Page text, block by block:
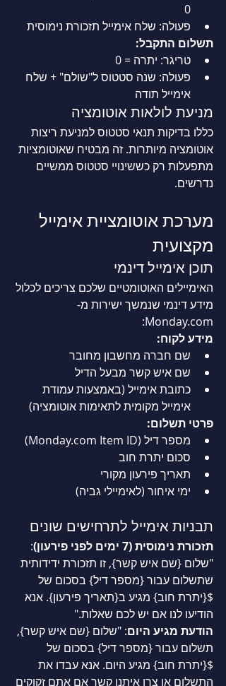
0
פעולה: שלח אימייל תזכורת נימוסית
תשלום התקבל:
טריגר: יתרה = 0
פעולה: שנה סטטוס ל"שולם" + שלח
אימייל תודה
מניעת לולאות אוטומציה
כללו בדיקות תנאי סטטוס למניעת ריצות
אוטומציה מיותרות. זה מבטיח שאוטומציות
מתפעלות רק כששינויי סטטוס ממשיים
נדרשים.
מערכת אוטומציית אימייל
מקצועית
תוכן אימייל דינמי
האימיילים האוטומטיים שלכם צריכים לכלול
מידע דינמי שנמשך ישירות מ-
Monday.com
:
מידע לקוח:
שם חברה מחשבון מחובר
שם איש קשר מבעל הדיל
כתובת אימייל (באמצעות עמודת
אימייל מקומית לתאימות אוטומציה)
פרטי תשלום:
מספר דיל (
Monday.com Item ID)
סכום יתרת חוב
תאריך פירעון מקורי
ימי איחור (לאימיילי גביה)
תבניות אימייל לתרחישים שונים
תזכורת נימוסית (7 ימים לפני פירעון)
:
"שלום {שם איש קשר}, זו תזכורת ידידותית
שתשלום עבור {מספר דיל} בסכום של
${יתרת חוב} מגיע ב{תאריך פירעון}. אנא
הודיעו לנו אם יש לכם שאלות."
הודעת מגיע היום: "שלום {שם איש קשר},
תשלום עבור {מספר דיל} בסכום של
${יתרת חוב} מגיע היום. אנא עבדו את
התשלום או צרו איתנו קשר אם אתם זקוקים